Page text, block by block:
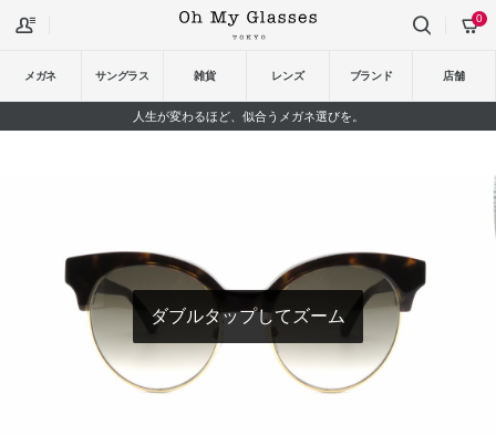
メガネ サングラス 雑貨 レンズ ブランド 店舗
0
人生が変わるほど、似合うメガネ選びを。
ダブルタップしてズーム